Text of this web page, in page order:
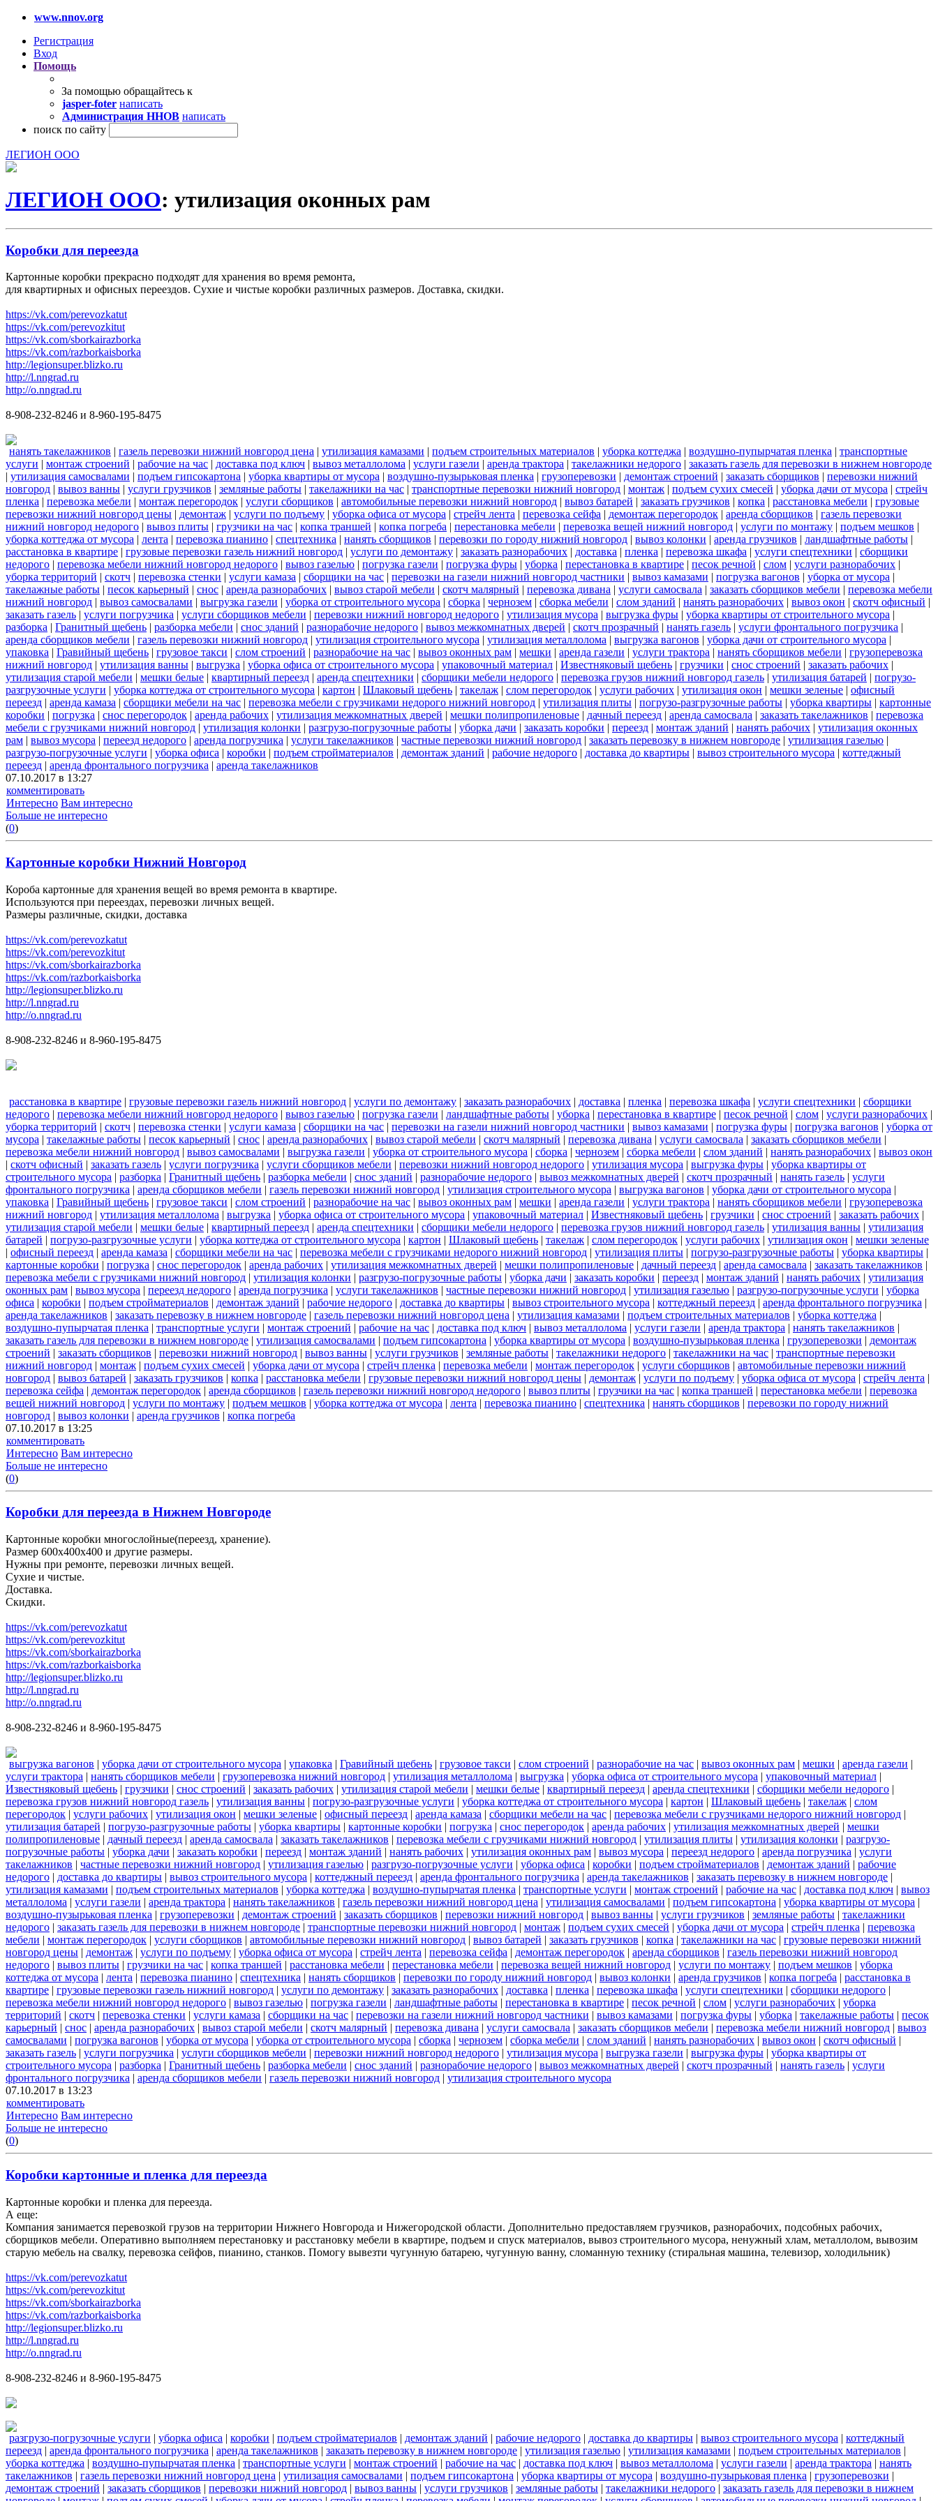
www.nnov.org
Регистрация
Вход
Помощь
За помощью обращайтесь к
jasper-foter написать
Администрация ННОВ написать
поиск по сайту
ЛЕГИОН ООО
ЛЕГИОН ООО: утилизация оконных рам
Коробки для переезда
Картонные коробки прекрасно подходят для хранения во время ремонта,
для квартирных и офисных переездов. Сухие и чистые коробки различных размеров. Доставка, скидки.
https://vk.com/perevozkatut
https://vk.com/perevozkitut
https://vk.com/sborkairazborka
https://vk.com/razborkaisborka
http://legionsuper.blizko.ru
http://l.nngrad.ru
http://o.nngrad.ru
8-908-232-8246 и 8-960-195-8475
нанять такелажников | газель перевозки нижний новгород цена | утилизация камазами | подъем строительных материалов | уборка коттеджа | воздушно-пупырчатая пленка | транспортные
услуги | монтаж строений | рабочие на час | доставка под ключ | вывоз металлолома | услуги газели | аренда трактора | такелажники недорого | заказать газель для перевозки в нижнем новгороде
| утилизация самосвалами | подъем гипсокартона | уборка квартиры от мусора | воздушно-пузырьковая пленка | грузоперевозки | демонтаж строений | заказать сборщиков | перевозки нижний
новгород | вывоз ванны | услуги грузчиков | земляные работы | такелажники на час | транспортные перевозки нижний новгород | монтаж | подъем сухих смесей | уборка дачи от мусора | стрейч
пленка | перевозка мебели | монтаж перегородок | услуги сборщиков | автомобильные перевозки нижний новгород | вывоз батарей | заказать грузчиков | копка | расстановка мебели | грузовые
перевозки нижний новгород цены | демонтаж | услуги по подъему | уборка офиса от мусора | стрейч лента | перевозка сейфа | демонтаж перегородок | аренда сборщиков | газель перевозки
нижний новгород недорого | вывоз плиты | грузчики на час | копка траншей | копка погреба | перестановка мебели | перевозка вещей нижний новгород | услуги по монтажу | подъем мешков |
уборка коттеджа от мусора | лента | перевозка пианино | спецтехника | нанять сборщиков | перевозки по городу нижний новгород | вывоз колонки | аренда грузчиков | ландшафтные работы |
расстановка в квартире | грузовые перевозки газель нижний новгород | услуги по демонтажу | заказать разнорабочих | доставка | пленка | перевозка шкафа | услуги спецтехники | сборщики
недорого | перевозка мебели нижний новгород недорого | вывоз газелью | погрузка газели | погрузка фуры | уборка | перестановка в квартире | песок речной | слом | услуги разнорабочих |
уборка территорий | скотч | перевозка стенки | услуги камаза | сборщики на час | перевозки на газели нижний новгород частники | вывоз камазами | погрузка вагонов | уборка от мусора |
такелажные работы | песок карьерный | снос | аренда разнорабочих | вывоз старой мебели | скотч малярный | перевозка дивана | услуги самосвала | заказать сборщиков мебели | перевозка мебели
нижний новгород | вывоз самосвалами | выгрузка газели | уборка от строительного мусора | сборка | чернозем | сборка мебели | слом зданий | нанять разнорабочих | вывоз окон | скотч офисный |
заказать газель | услуги погрузчика | услуги сборщиков мебели | перевозки нижний новгород недорого | утилизация мусора | выгрузка фуры | уборка квартиры от строительного мусора |
разборка | Гранитный щебень | разборка мебели | снос зданий | разнорабочие недорого | вывоз межкомнатных дверей | скотч прозрачный | нанять газель | услуги фронтального погрузчика |
аренда сборщиков мебели | газель перевозки нижний новгород | утилизация строительного мусора | утилизация металлолома | выгрузка вагонов | уборка дачи от строительного мусора |
упаковка | Гравийный щебень | грузовое такси | слом строений | разнорабочие на час | вывоз оконных рам | мешки | аренда газели | услуги трактора | нанять сборщиков мебели | грузоперевозка
нижний новгород | утилизация ванны | выгрузка | уборка офиса от строительного мусора | упаковочный материал | Известняковый щебень | грузчики | снос строений | заказать рабочих |
утилизация старой мебели | мешки белые | квартирный переезд | аренда спецтехники | сборщики мебели недорого | перевозка грузов нижний новгород газель | утилизация батарей | погрузо-
разгрузочные услуги | уборка коттеджа от строительного мусора | картон | Шлаковый щебень | такелаж | слом перегородок | услуги рабочих | утилизация окон | мешки зеленые | офисный
переезд | аренда камаза | сборщики мебели на час | перевозка мебели с грузчиками недорого нижний новгород | утилизация плиты | погрузо-разгрузочные работы | уборка квартиры | картонные
коробки | погрузка | снос перегородок | аренда рабочих | утилизация межкомнатных дверей | мешки полипропиленовые | дачный переезд | аренда самосвала | заказать такелажников | перевозка
мебели с грузчиками нижний новгород | утилизация колонки | разгрузо-погрузочные работы | уборка дачи | заказать коробки | переезд | монтаж зданий | нанять рабочих | утилизация оконных
рам | вывоз мусора | переезд недорого | аренда погрузчика | услуги такелажников | частные перевозки нижний новгород | заказать перевозку в нижнем новгороде | утилизация газелью |
разгрузо-погрузочные услуги | уборка офиса | коробки | подъем стройматериалов | демонтаж зданий | рабочие недорого | доставка до квартиры | вывоз строительного мусора | коттеджный
переезд | аренда фронтального погрузчика | аренда такелажников
07.10.2017 в 13:27
комментировать
Интересно Вам интересно
Больше не интересно
(0)
Картонные коробки Нижний Новгород
Короба картонные для хранения вещей во время ремонта в квартире.
Используются при переездах, перевозки личных вещей.
Размеры различные, скидки, доставка
https://vk.com/perevozkatut
https://vk.com/perevozkitut
https://vk.com/sborkairazborka
https://vk.com/razborkaisborka
http://legionsuper.blizko.ru
http://l.nngrad.ru
http://o.nngrad.ru
8-908-232-8246 и 8-960-195-8475
расстановка в квартире | грузовые перевозки газель нижний новгород | услуги по демонтажу | заказать разнорабочих | доставка | пленка | перевозка шкафа | услуги спецтехники | сборщики
недорого | перевозка мебели нижний новгород недорого | вывоз газелью | погрузка газели | ландшафтные работы | уборка | перестановка в квартире | песок речной | слом | услуги разнорабочих |
уборка территорий | скотч | перевозка стенки | услуги камаза | сборщики на час | перевозки на газели нижний новгород частники | вывоз камазами | погрузка фуры | погрузка вагонов | уборка от
мусора | такелажные работы | песок карьерный | снос | аренда разнорабочих | вывоз старой мебели | скотч малярный | перевозка дивана | услуги самосвала | заказать сборщиков мебели |
перевозка мебели нижний новгород | вывоз самосвалами | выгрузка газели | уборка от строительного мусора | сборка | чернозем | сборка мебели | слом зданий | нанять разнорабочих | вывоз окон
| скотч офисный | заказать газель | услуги погрузчика | услуги сборщиков мебели | перевозки нижний новгород недорого | утилизация мусора | выгрузка фуры | уборка квартиры от
строительного мусора | разборка | Гранитный щебень | разборка мебели | снос зданий | разнорабочие недорого | вывоз межкомнатных дверей | скотч прозрачный | нанять газель | услуги
фронтального погрузчика | аренда сборщиков мебели | газель перевозки нижний новгород | утилизация строительного мусора | выгрузка вагонов | уборка дачи от строительного мусора |
упаковка | Гравийный щебень | грузовое такси | слом строений | разнорабочие на час | вывоз оконных рам | мешки | аренда газели | услуги трактора | нанять сборщиков мебели | грузоперевозка
нижний новгород | утилизация металлолома | выгрузка | уборка офиса от строительного мусора | упаковочный материал | Известняковый щебень | грузчики | снос строений | заказать рабочих |
утилизация старой мебели | мешки белые | квартирный переезд | аренда спецтехники | сборщики мебели недорого | перевозка грузов нижний новгород газель | утилизация ванны | утилизация
батарей | погрузо-разгрузочные услуги | уборка коттеджа от строительного мусора | картон | Шлаковый щебень | такелаж | слом перегородок | услуги рабочих | утилизация окон | мешки зеленые
| офисный переезд | аренда камаза | сборщики мебели на час | перевозка мебели с грузчиками недорого нижний новгород | утилизация плиты | погрузо-разгрузочные работы | уборка квартиры |
картонные коробки | погрузка | снос перегородок | аренда рабочих | утилизация межкомнатных дверей | мешки полипропиленовые | дачный переезд | аренда самосвала | заказать такелажников |
перевозка мебели с грузчиками нижний новгород | утилизация колонки | разгрузо-погрузочные работы | уборка дачи | заказать коробки | переезд | монтаж зданий | нанять рабочих | утилизация
оконных рам | вывоз мусора | переезд недорого | аренда погрузчика | услуги такелажников | частные перевозки нижний новгород | утилизация газелью | разгрузо-погрузочные услуги | уборка
офиса | коробки | подъем стройматериалов | демонтаж зданий | рабочие недорого | доставка до квартиры | вывоз строительного мусора | коттеджный переезд | аренда фронтального погрузчика |
аренда такелажников | заказать перевозку в нижнем новгороде | газель перевозки нижний новгород цена | утилизация камазами | подъем строительных материалов | уборка коттеджа |
воздушно-пупырчатая пленка | транспортные услуги | монтаж строений | рабочие на час | доставка под ключ | вывоз металлолома | услуги газели | аренда трактора | нанять такелажников |
заказать газель для перевозки в нижнем новгороде | утилизация самосвалами | подъем гипсокартона | уборка квартиры от мусора | воздушно-пузырьковая пленка | грузоперевозки | демонтаж
строений | заказать сборщиков | перевозки нижний новгород | вывоз ванны | услуги грузчиков | земляные работы | такелажники недорого | такелажники на час | транспортные перевозки
нижний новгород | монтаж | подъем сухих смесей | уборка дачи от мусора | стрейч пленка | перевозка мебели | монтаж перегородок | услуги сборщиков | автомобильные перевозки нижний
новгород | вывоз батарей | заказать грузчиков | копка | расстановка мебели | грузовые перевозки нижний новгород цены | демонтаж | услуги по подъему | уборка офиса от мусора | стрейч лента |
перевозка сейфа | демонтаж перегородок | аренда сборщиков | газель перевозки нижний новгород недорого | вывоз плиты | грузчики на час | копка траншей | перестановка мебели | перевозка
вещей нижний новгород | услуги по монтажу | подъем мешков | уборка коттеджа от мусора | лента | перевозка пианино | спецтехника | нанять сборщиков | перевозки по городу нижний
новгород | вывоз колонки | аренда грузчиков | копка погреба
07.10.2017 в 13:25
комментировать
Интересно Вам интересно
Больше не интересно
(0)
Коробки для переезда в Нижнем Новгороде
Картонные коробки многослойные(переезд, хранение).
Размер 600х400х400 и другие размеры.
Нужны при ремонте, перевозки личных вещей.
Сухие и чистые.
Доставка.
Скидки.
https://vk.com/perevozkatut
https://vk.com/perevozkitut
https://vk.com/sborkairazborka
https://vk.com/razborkaisborka
http://legionsuper.blizko.ru
http://l.nngrad.ru
http://o.nngrad.ru
8-908-232-8246 и 8-960-195-8475
выгрузка вагонов | уборка дачи от строительного мусора | упаковка | Гравийный щебень | грузовое такси | слом строений | разнорабочие на час | вывоз оконных рам | мешки | аренда газели |
услуги трактора | нанять сборщиков мебели | грузоперевозка нижний новгород | утилизация металлолома | выгрузка | уборка офиса от строительного мусора | упаковочный материал |
Известняковый щебень | грузчики | снос строений | заказать рабочих | утилизация старой мебели | мешки белые | квартирный переезд | аренда спецтехники | сборщики мебели недорого |
перевозка грузов нижний новгород газель | утилизация ванны | погрузо-разгрузочные услуги | уборка коттеджа от строительного мусора | картон | Шлаковый щебень | такелаж | слом
перегородок | услуги рабочих | утилизация окон | мешки зеленые | офисный переезд | аренда камаза | сборщики мебели на час | перевозка мебели с грузчиками недорого нижний новгород |
утилизация батарей | погрузо-разгрузочные работы | уборка квартиры | картонные коробки | погрузка | снос перегородок | аренда рабочих | утилизация межкомнатных дверей | мешки
полипропиленовые | дачный переезд | аренда самосвала | заказать такелажников | перевозка мебели с грузчиками нижний новгород | утилизация плиты | утилизация колонки | разгрузо-
погрузочные работы | уборка дачи | заказать коробки | переезд | монтаж зданий | нанять рабочих | утилизация оконных рам | вывоз мусора | переезд недорого | аренда погрузчика | услуги
такелажников | частные перевозки нижний новгород | утилизация газелью | разгрузо-погрузочные услуги | уборка офиса | коробки | подъем стройматериалов | демонтаж зданий | рабочие
недорого | доставка до квартиры | вывоз строительного мусора | коттеджный переезд | аренда фронтального погрузчика | аренда такелажников | заказать перевозку в нижнем новгороде |
утилизация камазами | подъем строительных материалов | уборка коттеджа | воздушно-пупырчатая пленка | транспортные услуги | монтаж строений | рабочие на час | доставка под ключ | вывоз
металлолома | услуги газели | аренда трактора | нанять такелажников | газель перевозки нижний новгород цена | утилизация самосвалами | подъем гипсокартона | уборка квартиры от мусора |
воздушно-пузырьковая пленка | грузоперевозки | демонтаж строений | заказать сборщиков | перевозки нижний новгород | вывоз ванны | услуги грузчиков | земляные работы | такелажники
недорого | заказать газель для перевозки в нижнем новгороде | транспортные перевозки нижний новгород | монтаж | подъем сухих смесей | уборка дачи от мусора | стрейч пленка | перевозка
мебели | монтаж перегородок | услуги сборщиков | автомобильные перевозки нижний новгород | вывоз батарей | заказать грузчиков | копка | такелажники на час | грузовые перевозки нижний
новгород цены | демонтаж | услуги по подъему | уборка офиса от мусора | стрейч лента | перевозка сейфа | демонтаж перегородок | аренда сборщиков | газель перевозки нижний новгород
недорого | вывоз плиты | грузчики на час | копка траншей | расстановка мебели | перестановка мебели | перевозка вещей нижний новгород | услуги по монтажу | подъем мешков | уборка
коттеджа от мусора | лента | перевозка пианино | спецтехника | нанять сборщиков | перевозки по городу нижний новгород | вывоз колонки | аренда грузчиков | копка погреба | расстановка в
квартире | грузовые перевозки газель нижний новгород | услуги по демонтажу | заказать разнорабочих | доставка | пленка | перевозка шкафа | услуги спецтехники | сборщики недорого |
перевозка мебели нижний новгород недорого | вывоз газелью | погрузка газели | ландшафтные работы | перестановка в квартире | песок речной | слом | услуги разнорабочих | уборка
территорий | скотч | перевозка стенки | услуги камаза | сборщики на час | перевозки на газели нижний новгород частники | вывоз камазами | погрузка фуры | уборка | такелажные работы | песок
карьерный | снос | аренда разнорабочих | вывоз старой мебели | скотч малярный | перевозка дивана | услуги самосвала | заказать сборщиков мебели | перевозка мебели нижний новгород | вывоз
самосвалами | погрузка вагонов | уборка от мусора | уборка от строительного мусора | сборка | чернозем | сборка мебели | слом зданий | нанять разнорабочих | вывоз окон | скотч офисный |
заказать газель | услуги погрузчика | услуги сборщиков мебели | перевозки нижний новгород недорого | утилизация мусора | выгрузка газели | выгрузка фуры | уборка квартиры от
строительного мусора | разборка | Гранитный щебень | разборка мебели | снос зданий | разнорабочие недорого | вывоз межкомнатных дверей | скотч прозрачный | нанять газель | услуги
фронтального погрузчика | аренда сборщиков мебели | газель перевозки нижний новгород | утилизация строительного мусора
07.10.2017 в 13:23
комментировать
Интересно Вам интересно
Больше не интересно
(0)
Коробки картонные и пленка для переезда
Картонные коробки и пленка для переезда.
А еще:
Компания занимается перевозкой грузов на территории Нижнего Новгорода и Нижегородской области. Дополнительно предоставляем грузчиков, разнорабочих, подсобных рабочих,
сборщиков мебели. Оперативно выполняем перестановку и расстановку мебели в квартире, подъем и спуск материалов, вывоз строительного мусора, ненужный хлам, металлолом, вывозим
старую мебель на свалку, перевозка сейфов, пианино, станков. Помогу вывезти чугунную батарею, чугунную ванну, сломанную технику (стиральная машина, телевизор, холодильник)
https://vk.com/perevozkatut
https://vk.com/perevozkitut
https://vk.com/sborkairazborka
https://vk.com/razborkaisborka
http://legionsuper.blizko.ru
http://l.nngrad.ru
http://o.nngrad.ru
8-908-232-8246 и 8-960-195-8475
разгрузо-погрузочные услуги | уборка офиса | коробки | подъем стройматериалов | демонтаж зданий | рабочие недорого | доставка до квартиры | вывоз строительного мусора | коттеджный
переезд | аренда фронтального погрузчика | аренда такелажников | заказать перевозку в нижнем новгороде | утилизация газелью | утилизация камазами | подъем строительных материалов |
уборка коттеджа | воздушно-пупырчатая пленка | транспортные услуги | монтаж строений | рабочие на час | доставка под ключ | вывоз металлолома | услуги газели | аренда трактора | нанять
такелажников | газель перевозки нижний новгород цена | утилизация самосвалами | подъем гипсокартона | уборка квартиры от мусора | воздушно-пузырьковая пленка | грузоперевозки |
демонтаж строений | заказать сборщиков | перевозки нижний новгород | вывоз ванны | услуги грузчиков | земляные работы | такелажники недорого | заказать газель для перевозки в нижнем